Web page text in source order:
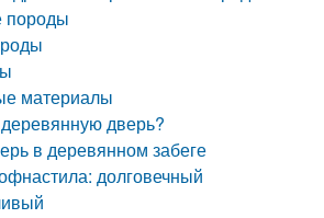
породы
материалы
деревянную дверь?
в деревянном забеге
долговечный